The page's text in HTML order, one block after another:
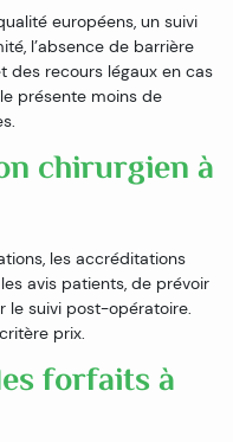
européens, un suivi
l’absence de barrière
des recours légaux en cas
présente moins de
chirurgien à
les accréditations
avis patients, de prévoir
le suivi post-opératoire.
prix.
forfaits à